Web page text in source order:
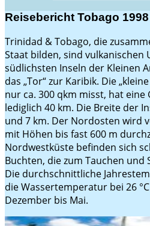
Reisebericht Tobago 1998
Trinidad & Tobago, die
Staat bilden, sind vulkanischen
südlichsten Inseln der Kleinen
das „Tor“ zur Karibik. Die
nur ca. 300 qkm misst, hat eine
lediglich 40 km. Die Breite der
und 7 km. Der Nordosten wird
mit Höhen bis fast 600 m
Nordwestküste befinden sich
Buchten, die zum Tauchen und
Die durchschnittliche
die Wassertemperatur bei 26
Dezember bis Mai.